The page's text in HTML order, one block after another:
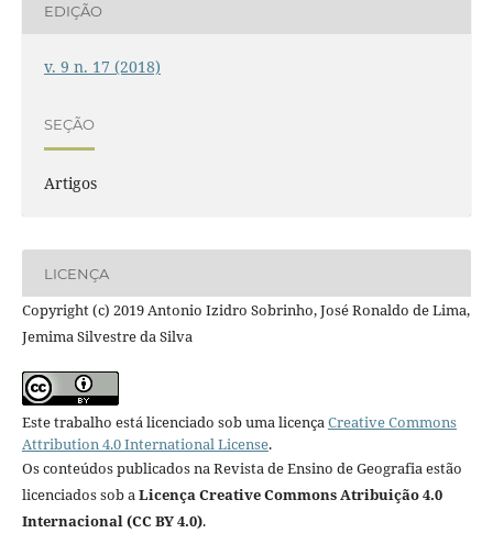
EDIÇÃO
v. 9 n. 17 (2018)
SEÇÃO
Artigos
LICENÇA
Copyright (c) 2019 Antonio Izidro Sobrinho, José Ronaldo de Lima,
Jemima Silvestre da Silva
Este trabalho está licenciado sob uma licençaCreative Commons
Attribution 4.0 International License.
Os conteúdos publicados na Revista de Ensino de Geografia estão
licenciados sob aLicença Creative Commons Atribuição 4.0
Internacional (CC BY 4.0).